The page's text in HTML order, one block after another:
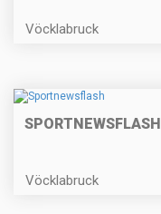
Vöcklabruck
SPORTNEWSFLASH
Vöcklabruck